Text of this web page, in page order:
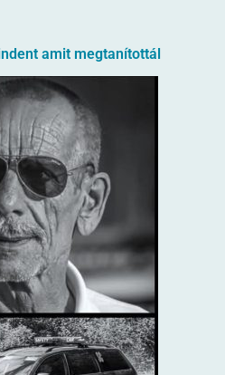
amit megtanítottál